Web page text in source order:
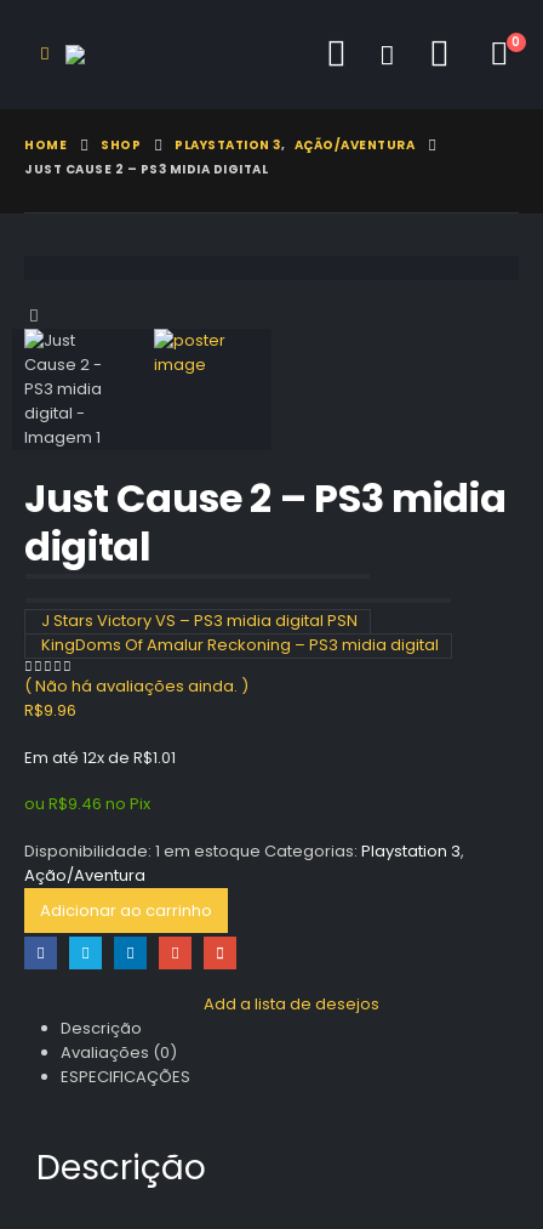
0
HOME SHOP PLAYSTATION 3, AÇÃO/AVENTURA
JUST CAUSE 2 – PS3 MIDIA DIGITAL
Just Cause 2 – PS3 midia
digital
J Stars Victory VS – PS3 midia digital PSN
KingDoms Of Amalur Reckoning – PS3 midia digital
0 out of 5
( Não há avaliações ainda. )
R$9.96
Em até 12x de R$1.01
ou R$9.46 no Pix
Disponibilidade: 1 em estoque Categorias: Playstation 3,
Ação/Aventura
Adicionar ao carrinho
Add a lista de desejos
Descrição
Avaliações (0)
ESPECIFICAÇÕES
Descrição